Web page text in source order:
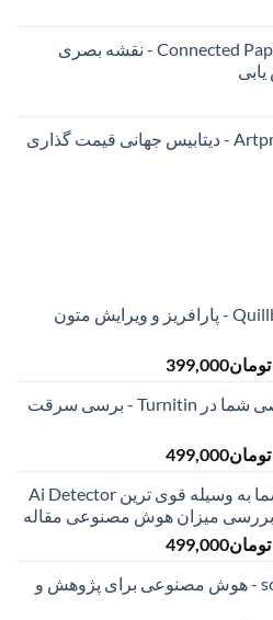
اکانت پرمیوم Connected Papers - نقشه بصری
اکانت پرمیوم Artprice - دیتابیس جهانی قیمت ‌گذاری
اکانت پرمیوم Quillbot - پارافریز و ویرایش متون
تومان399,000
تومان145,000
تومان399,000
شارژ اکانت شخصی شما در Turnitin - برسی سرقت
تومان499,000محدوده
تومان199,000
تا
تومان499,000
بررسی مقالات شما به وسیله قوی ترین Ai Detector
تومان499,000محدوده
تومان299,000
اکانت پرمیوم scite - هوش مصنوعی برای پژوهش و